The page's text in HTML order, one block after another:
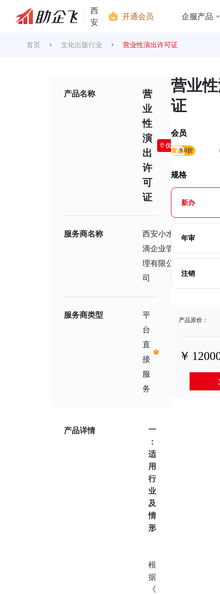
西
安
开通会员 企服产品
首页 文化出版行业 营业性演出许可证
产品名称
营
业
性
演
出
许
可
证
仅限西安
服务商名称
西安小水
滴企业管
理有限公
司
业
执
服务商类型
平
台
直
接
服
务
产品详情
一
：
适
用
行
业
及
情
形
根
据
《
营业
证
会员
9.8折
黄金会员
规格
新办
年审
注销
产品原价：
￥